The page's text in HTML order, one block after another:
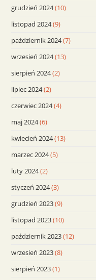
grudzień 2024(10)
listopad 2024(9)
październik 2024(7)
wrzesień 2024(13)
sierpień 2024(2)
lipiec 2024(2)
czerwiec 2024(4)
maj 2024(6)
kwiecień 2024(13)
marzec 2024(5)
luty 2024(2)
styczeń 2024(3)
grudzień 2023(9)
listopad 2023(10)
październik 2023(12)
wrzesień 2023(8)
sierpień 2023(1)